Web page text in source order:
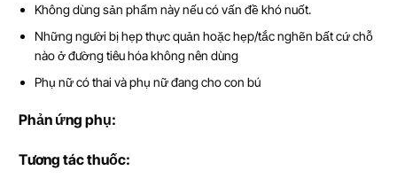
Không dùng sản phẩm này nếu có vấn đề khó nuốt.
Những người bị hẹp thực quản hoặc hẹp/tắc nghẽn bất cứ chỗ
nào ở đường tiêu hóa không nên dùng
Phụ nữ có thai và phụ nữ đang cho con bú
Phản ứng phụ:
Tương tác thuốc: